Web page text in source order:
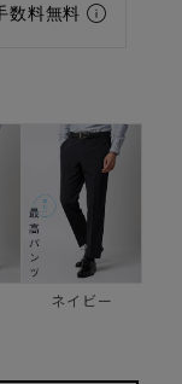
数料無料
ネイビー